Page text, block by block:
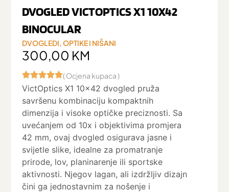
DVOGLED VICTOPTICS X1 10X42
BINOCULAR
DVOGLEDI OPTIKE I NIŠANI
300,00 KM
( Ocjena kupaca )
VictOptics X1 10×42 dvogled pruža
savršenu kombinaciju kompaktnih
dimenzija i visoke optičke preciznosti. Sa
uvećanjem od 10x i objektivima promjera
42 mm, ovaj dvogled osigurava jasne i
svijetle slike, idealne za promatranje
prirode, lov, planinarenje ili sportske
aktivnosti. Njegov lagan, ali izdržljiv dizajn
čini ga jednostavnim za nošenje i